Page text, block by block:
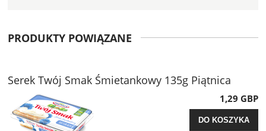
PRODUKTY POWIĄZANE
Serek Twój Smak Śmietankowy 135g Piątnica
1,29 GBP
DO KOSZYKA